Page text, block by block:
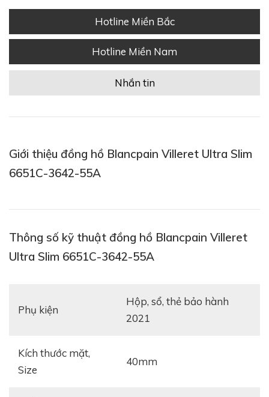
Hotline Miền Bắc
Hotline Miền Nam
Nhắn tin
Giới thiệu đồng hồ Blancpain Villeret Ultra Slim
6651C-3642-55A
Thông số kỹ thuật đồng hồ Blancpain Villeret
Ultra Slim 6651C-3642-55A
Phụ kiện
hộp, sổ, thẻ bảo hành
2021
Kích thước mặt,
Size
40mm